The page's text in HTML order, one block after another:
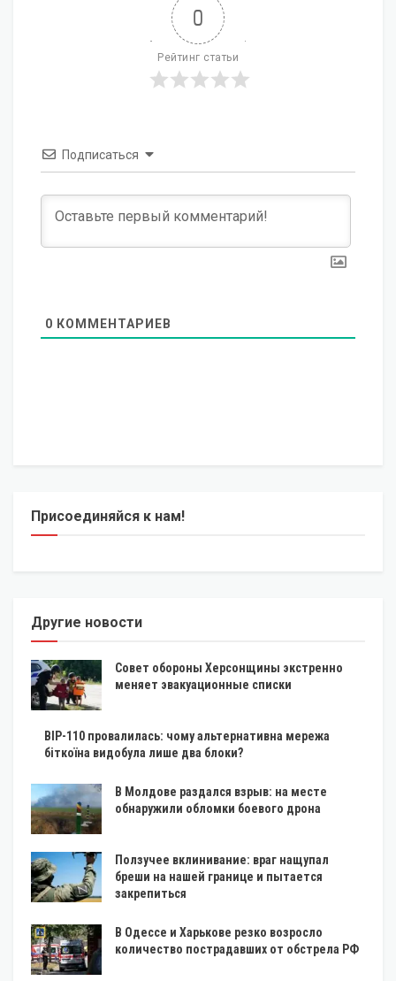
0
Рейтинг статьи
Подписаться
0 КОММЕНТАРИЕВ
Присоединяйся к нам!
Другие новости
Совет обороны Херсонщины экстренно
меняет эвакуационные списки
BIP-110 провалилась: чому альтернативна мережа
біткоїна видобула лише два блоки?
В Молдове раздался взрыв: на месте
обнаружили обломки боевого дрона
Ползучее вклинивание: враг нащупал
бреши на нашей границе и пытается
закрепиться
В Одессе и Харькове резко возросло
количество пострадавших от обстрела РФ